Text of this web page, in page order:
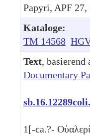
Papyri, APF
Kataloge:
TM 14568
Text, basierend
Documentary
1[-ca.?-